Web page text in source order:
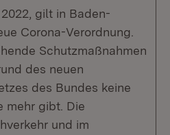
gilt in Baden-
Corona-Verordnung.
Schutzmaßnahmen
des neuen
des Bundes keine
mehr gibt. Die
und im